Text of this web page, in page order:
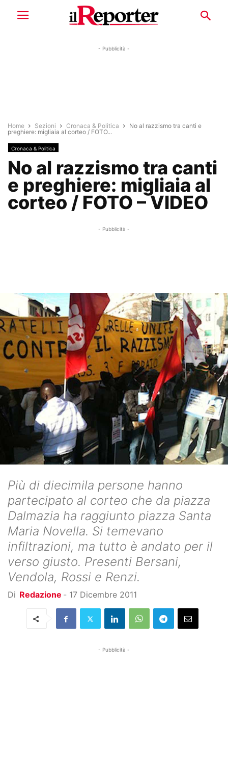
- Pubblicità -
Home Sezioni Cronaca & Politica
No al razzismo tra canti e
preghiere: migliaia al corteo / FOTO...
Cronaca & Politica
No al razzismo tra canti
e preghiere: migliaia al
corteo / FOTO – VIDEO
- Pubblicità -
Più di diecimila persone hanno
partecipato al corteo che da piazza
Dalmazia ha raggiunto piazza Santa
Maria Novella. Si temevano
infiltrazioni, ma tutto è andato per il
verso giusto. Presenti Bersani,
Vendola, Rossi e Renzi.
Di Redazione - 17 Dicembre 2011
- Pubblicità -